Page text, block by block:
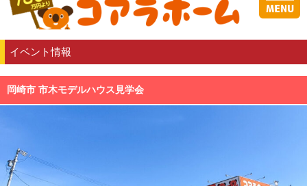
イベント情報
岡崎市 市木モデルハウス見学会